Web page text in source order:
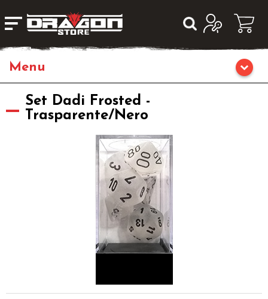
Home
Giochi di Carte Collezionabili
Set Dadi Frosted -
Trasparente/Nero